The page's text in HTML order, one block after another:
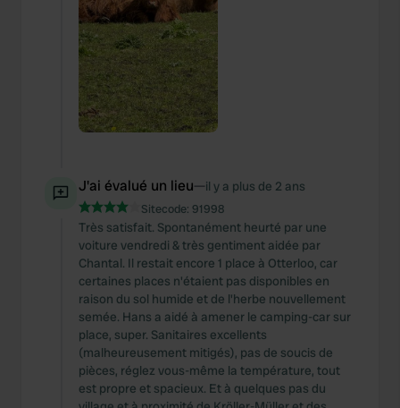
J'ai évalué un lieu—il y a plus de 2 ans
Sitecode: 91998
Très satisfait. Spontanément heurté par une
voiture vendredi & très gentiment aidée par
Chantal. Il restait encore 1 place à Otterloo, car
certaines places n'étaient pas disponibles en
raison du sol humide et de l'herbe nouvellement
semée. Hans a aidé à amener le camping-car sur
place, super. Sanitaires excellents
(malheureusement mitigés), pas de soucis de
pièces, réglez vous-même la température, tout
est propre et spacieux. Et à quelques pas du